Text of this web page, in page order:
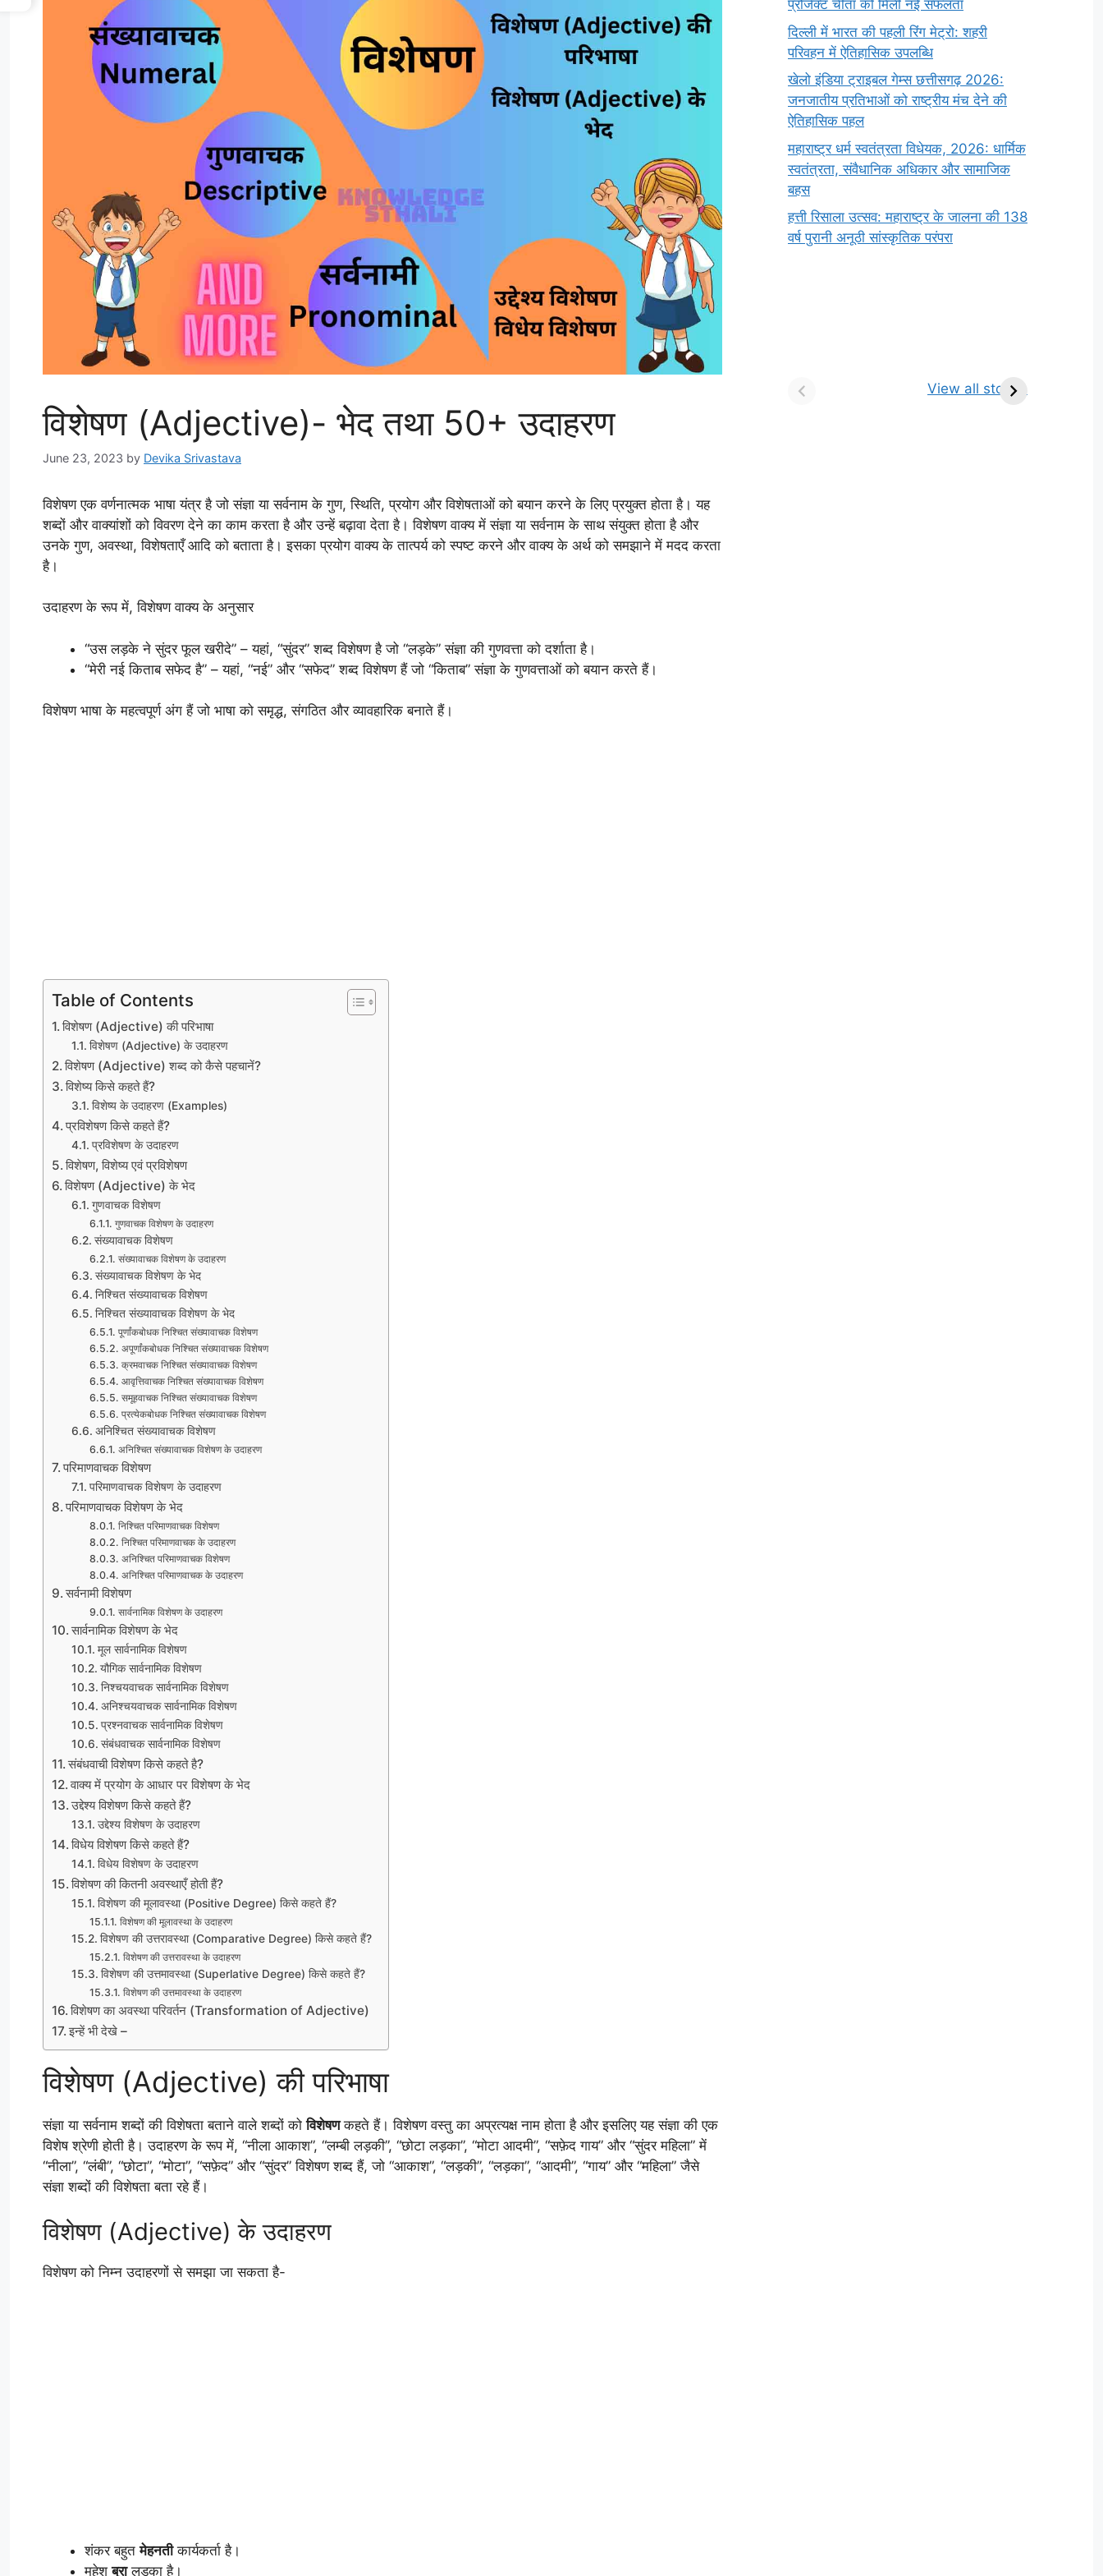
विशेषण (Adjective)- भेद तथा 50+ उदाहरण
June 23, 2023 by Devika Srivastava
विशेषण एक वर्णनात्मक भाषा यंत्र है जो संज्ञा या सर्वनाम के गुण, स्थिति, प्रयोग और विशेषताओं को बयान करने के लिए प्रयुक्त होता है। यह
शब्दों और वाक्यांशों को विवरण देने का काम करता है और उन्हें बढ़ावा देता है। विशेषण वाक्य में संज्ञा या सर्वनाम के साथ संयुक्त होता है और
उनके गुण, अवस्था, विशेषताएँ आदि को बताता है। इसका प्रयोग वाक्य के तात्पर्य को स्पष्ट करने और वाक्य के अर्थ को समझाने में मदद करता
है।
उदाहरण के रूप में, विशेषण वाक्य के अनुसार
“उस लड़के ने सुंदर फूल खरीदे” – यहां, “सुंदर” शब्द विशेषण है जो “लड़के” संज्ञा की गुणवत्ता को दर्शाता है।
“मेरी नई किताब सफेद है” – यहां, “नई” और “सफेद” शब्द विशेषण हैं जो “किताब” संज्ञा के गुणवत्ताओं को बयान करते हैं।
विशेषण भाषा के महत्वपूर्ण अंग हैं जो भाषा को समृद्ध, संगठित और व्यावहारिक बनाते हैं।
Table of Contents
विशेषण (Adjective) की परिभाषा
विशेषण (Adjective) के उदाहरण
विशेषण (Adjective) शब्द को कैसे पहचानें?
विशेष्य किसे कहते हैं?
विशेष्य के उदाहरण (Examples)
प्रविशेषण किसे कहते हैं?
प्रविशेषण के उदाहरण
विशेषण, विशेष्य एवं प्रविशेषण
विशेषण (Adjective) के भेद
गुणवाचक विशेषण
गुणवाचक विशेषण के उदाहरण
संख्यावाचक विशेषण
संख्यावाचक विशेषण के उदाहरण
संख्यावाचक विशेषण के भेद
निश्चित संख्यावाचक विशेषण
निश्चित संख्यावाचक विशेषण के भेद
पूर्णांकबोधक निश्चित संख्यावाचक विशेषण
अपूर्णांकबोधक निश्चित संख्यावाचक विशेषण
क्रमवाचक निश्चित संख्यावाचक विशेषण
आवृत्तिवाचक निश्चित संख्यावाचक विशेषण
समूहवाचक निश्चित संख्यावाचक विशेषण
प्रत्येकबोधक निश्चित संख्यावाचक विशेषण
अनिश्चित संख्यावाचक विशेषण
अनिश्चित संख्यावाचक विशेषण के उदाहरण
परिमाणवाचक विशेषण
परिमाणवाचक विशेषण के उदाहरण
परिमाणवाचक विशेषण के भेद
निश्चित परिमाणवाचक विशेषण
निश्चित परिमाणवाचक के उदाहरण
अनिश्चित परिमाणवाचक विशेषण
अनिश्चित परिमाणवाचक के उदाहरण
सर्वनामी विशेषण
सार्वनामिक विशेषण के उदाहरण
सार्वनामिक विशेषण के भेद
मूल सार्वनामिक विशेषण
यौगिक सार्वनामिक विशेषण
निश्चयवाचक सार्वनामिक विशेषण
अनिश्चयवाचक सार्वनामिक विशेषण
प्रश्नवाचक सार्वनामिक विशेषण
संबंधवाचक सार्वनामिक विशेषण
संबंधवाची विशेषण किसे कहते है?
वाक्य में प्रयोग के आधार पर विशेषण के भेद
उद्देश्य विशेषण किसे कहते हैं?
उद्देश्य विशेषण के उदाहरण
विधेय विशेषण किसे कहते हैं?
विधेय विशेषण के उदाहरण
विशेषण की कितनी अवस्थाएँ होती हैं?
विशेषण की मूलावस्था (Positive Degree) किसे कहते हैं?
विशेषण की मूलावस्था के उदाहरण
विशेषण की उत्तरावस्था (Comparative Degree) किसे कहते हैं?
विशेषण की उत्तरावस्था के उदाहरण
विशेषण की उत्तमावस्था (Superlative Degree) किसे कहते हैं?
विशेषण की उत्तमावस्था के उदाहरण
विशेषण का अवस्था परिवर्तन (Transformation of Adjective)
इन्हें भी देखे –
विशेषण (Adjective) की परिभाषा
संज्ञा या सर्वनाम शब्दों की विशेषता बताने वाले शब्दों कोविशेषणकहते हैं। विशेषण वस्तु का अप्रत्यक्ष नाम होता है और इसलिए यह संज्ञा की एक
विशेष श्रेणी होती है। उदाहरण के रूप में, “नीला आकाश”, “लम्बी लड़की”, “छोटा लड़का”, “मोटा आदमी”, “सफ़ेद गाय” और “सुंदर महिला” में
“नीला”, “लंबी”, “छोटा”, “मोटा”, “सफ़ेद” और “सुंदर” विशेषण शब्द हैं, जो “आकाश”, “लड़की”, “लड़का”, “आदमी”, “गाय” और “महिला” जैसे
संज्ञा शब्दों की विशेषता बता रहे हैं।
विशेषण (Adjective) के उदाहरण
विशेषण को निम्न उदाहरणों से समझा जा सकता है-
शंकर बहुतमेहनतीकार्यकर्ता है।
महेशबुरालड़का है।
प्रोजेक्ट चीता को मिली नई सफलता
दिल्ली में भारत की पहली रिंग मेट्रो: शहरी
परिवहन में ऐतिहासिक उपलब्धि
खेलो इंडिया ट्राइबल गेम्स छत्तीसगढ़ 2026:
जनजातीय प्रतिभाओं को राष्ट्रीय मंच देने की
ऐतिहासिक पहल
महाराष्ट्र धर्म स्वतंत्रता विधेयक, 2026: धार्मिक
स्वतंत्रता, संवैधानिक अधिकार और सामाजिक
बहस
हत्ती रिसाला उत्सव: महाराष्ट्र के जालना की 138
वर्ष पुरानी अनूठी सांस्कृतिक परंपरा
View all stories
किसे कहते है? परिभाषा,
ज्योतिर्लिंग | नाम, स्थान एवं